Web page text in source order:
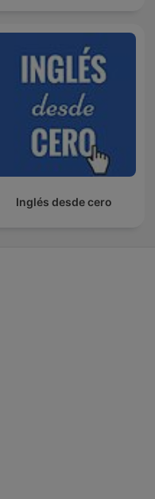
Inglés desde cero